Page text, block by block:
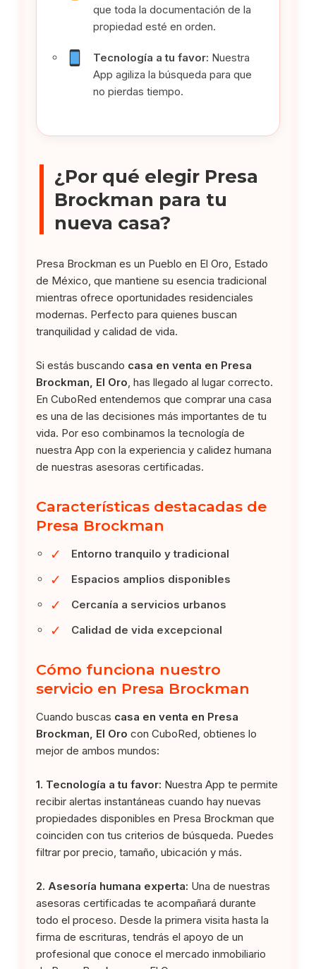
que toda la documentación de la
propiedad esté en orden.
Tecnología a tu favor: Nuestra
App agiliza la búsqueda para que
no pierdas tiempo.
¿Por qué elegir Presa
Brockman para tu
nueva casa?
Presa Brockman es un Pueblo en El Oro, Estado
de México, que mantiene su esencia tradicional
mientras ofrece oportunidades residenciales
modernas. Perfecto para quienes buscan
tranquilidad y calidad de vida.
Si estás buscando casa en venta en Presa
Brockman, El Oro , has llegado al lugar correcto.
En CuboRed entendemos que comprar una casa
es una de las decisiones más importantes de tu
vida. Por eso combinamos la tecnología de
nuestra App con la experiencia y calidez humana
de nuestras asesoras certificadas.
Características destacadas de
Presa Brockman
✓ Entorno tranquilo y tradicional
✓ Espacios amplios disponibles
✓ Cercanía a servicios urbanos
✓ Calidad de vida excepcional
Cómo funciona nuestro
servicio en Presa Brockman
Cuando buscas casa en venta en Presa
Brockman, El Oro con CuboRed, obtienes lo
mejor de ambos mundos:
1. Tecnología a tu favor: Nuestra App te permite
recibir alertas instantáneas cuando hay nuevas
propiedades disponibles en Presa Brockman que
coinciden con tus criterios de búsqueda. Puedes
filtrar por precio, tamaño, ubicación y más.
2. Asesoría humana experta: Una de nuestras
asesoras certificadas te acompañará durante
todo el proceso. Desde la primera visita hasta la
firma de escrituras, tendrás el apoyo de un
profesional que conoce el mercado inmobiliario